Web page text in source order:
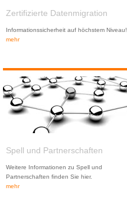
Zertifizierte Datenmigration
Informationssicherheit auf höchstem Niveau!
mehr
Spell und Partnerschaften
Weitere Informationen zu Spell und
Partnerschaften finden Sie hier.
mehr